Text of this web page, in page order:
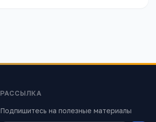
РАССЫЛКА
Подпишитесь на полезные материалы